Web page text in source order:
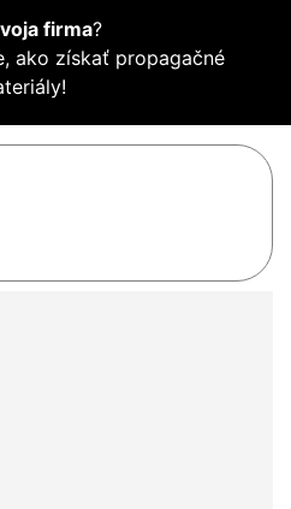
firma?
ako získať propagačné